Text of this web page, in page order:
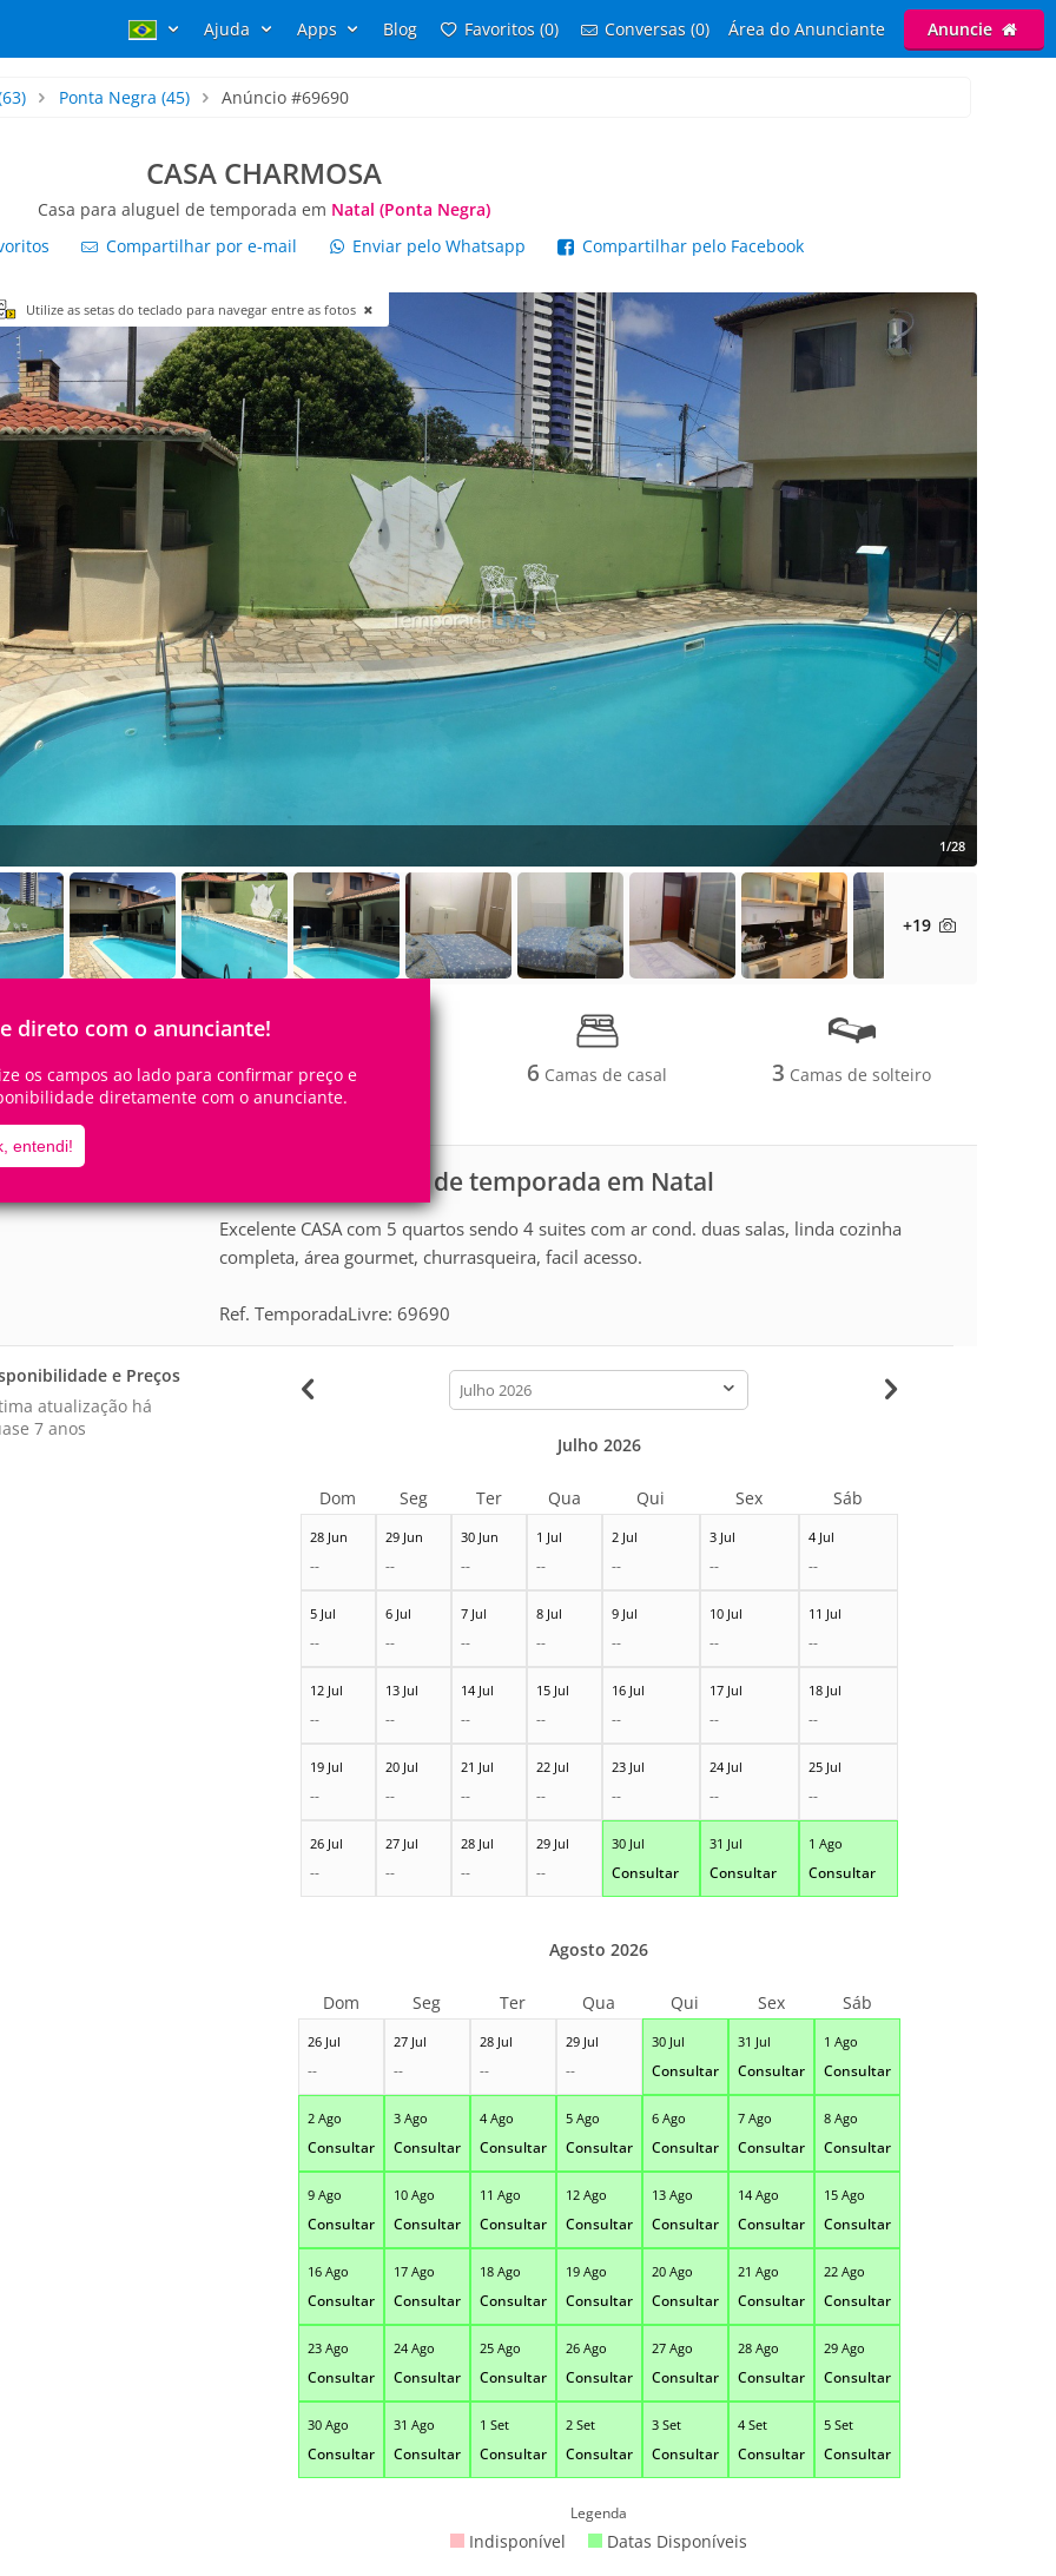
Ajuda Apps Blog Favoritos (0) Conversas (0) Área do Anunciante Anuncie
Ponta Negra (45) Anúncio #69690
CASA CHARMOSA
Casa para aluguel de temporada em Natal (Ponta Negra)
Compartilhar por e-mail Enviar pelo Whatsapp Compartilhar pelo Facebook
direto com o anunciante!
os campos ao lado para confirmar preço e
diretamente com o anunciante.
entendi!
Utilize as setas do teclado para navegar entre as fotos
1/28
+19
12Pessoas 5Quartos
4Suítes
6 Camas de casal 3 Camas de solteiro
Casa para aluguel de temporada em Natal
Excelente CASA com 5 quartos sendo 4 suites com ar cond. duas salas, linda cozinha
completa, área gourmet, churrasqueira, facil acesso.
Ref. TemporadaLivre: 69690
e Preços
atualização há
7 anos
calendar-
month
28 Jun
--
29 Jun
--
30 Jun
--
1 Jul
--
2 Jul
--
3 Jul
--
4 Jul
--
5 Jul
--
6 Jul
--
7 Jul
--
8 Jul
--
9 Jul
--
10 Jul
--
11 Jul
--
12 Jul
--
13 Jul
--
14 Jul
--
15 Jul
--
16 Jul
--
17 Jul
--
18 Jul
--
19 Jul
--
20 Jul
--
21 Jul
--
22 Jul
--
23 Jul
--
24 Jul
--
25 Jul
--
26 Jul
--
27 Jul
--
28 Jul
--
29 Jul
--
30 Jul
Consultar
31 Jul
Consultar
1 Ago
Consultar
Julho 2026
Dom Seg Ter Qua Qui Sex Sáb
26 Jul
--
27 Jul
--
28 Jul
--
29 Jul
--
30 Jul
Consultar
31 Jul
Consultar
1 Ago
Consultar
2 Ago
Consultar
3 Ago
Consultar
4 Ago
Consultar
5 Ago
Consultar
6 Ago
Consultar
7 Ago
Consultar
8 Ago
Consultar
9 Ago
Consultar
10 Ago
Consultar
11 Ago
Consultar
12 Ago
Consultar
13 Ago
Consultar
14 Ago
Consultar
15 Ago
Consultar
16 Ago
Consultar
17 Ago
Consultar
18 Ago
Consultar
19 Ago
Consultar
20 Ago
Consultar
21 Ago
Consultar
22 Ago
Consultar
23 Ago
Consultar
24 Ago
Consultar
25 Ago
Consultar
26 Ago
Consultar
27 Ago
Consultar
28 Ago
Consultar
29 Ago
Consultar
30 Ago
Consultar
31 Ago
Consultar
1 Set
Consultar
2 Set
Consultar
3 Set
Consultar
4 Set
Consultar
5 Set
Consultar
Agosto 2026
Dom Seg Ter Qua Qui Sex Sáb
Legenda
Indisponível Datas Disponíveis